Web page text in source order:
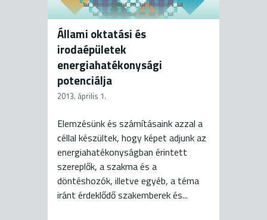
Állami oktatási és
irodaépületek
energiahatékonysági
potenciálja
2013. április 1.
Elemzésünk és számításaink azzal a
céllal készültek, hogy képet adjunk az
energiahatékonyságban érintett
szereplők, a szakma és a
döntéshozók, illetve egyéb, a téma
iránt érdeklődő szakemberek és...